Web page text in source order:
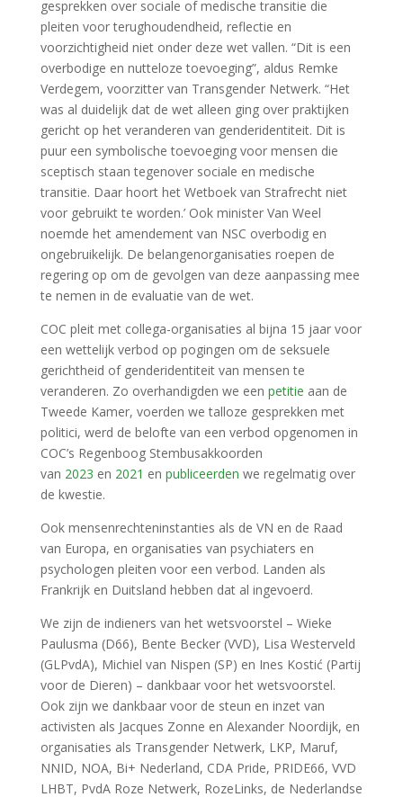
gesprekken over sociale of medische transitie die
pleiten voor terughoudendheid, reflectie en
voorzichtigheid niet onder deze wet vallen. “Dit is een
overbodige en nutteloze toevoeging”, aldus Remke
Verdegem, voorzitter van Transgender Netwerk. “Het
was al duidelijk dat de wet alleen ging over praktijken
gericht op het veranderen van genderidentiteit. Dit is
puur een symbolische toevoeging voor mensen die
sceptisch staan tegenover sociale en medische
transitie. Daar hoort het Wetboek van Strafrecht niet
voor gebruikt te worden.’ Ook minister Van Weel
noemde het amendement van NSC overbodig en
ongebruikelijk. De belangenorganisaties roepen de
regering op om de gevolgen van deze aanpassing mee
te nemen in de evaluatie van de wet.
COC pleit met collega-organisaties al bijna 15 jaar voor
een wettelijk verbod op pogingen om de seksuele
gerichtheid of genderidentiteit van mensen te
veranderen. Zo overhandigden we een petitie aan de
Tweede Kamer, voerden we talloze gesprekken met
politici, werd de belofte van een verbod opgenomen in
COC’s Regenboog Stembusakkoorden
van 2023 en 2021 en publiceerden we regelmatig over
de kwestie.
Ook mensenrechteninstanties als de VN en de Raad
van Europa, en organisaties van psychiaters en
psychologen pleiten voor een verbod. Landen als
Frankrijk en Duitsland hebben dat al ingevoerd.
We zijn de indieners van het wetsvoorstel – Wieke
Paulusma (D66), Bente Becker (VVD), Lisa Westerveld
(GLPvdA), Michiel van Nispen (SP) en Ines Kostić (Partij
voor de Dieren) – dankbaar voor het wetsvoorstel.
Ook zijn we dankbaar voor de steun en inzet van
activisten als Jacques Zonne en Alexander Noordijk, en
organisaties als Transgender Netwerk, LKP, Maruf,
NNID, NOA, Bi+ Nederland, CDA Pride, PRIDE66, VVD
LHBT, PvdA Roze Netwerk, RozeLinks, de Nederlandse